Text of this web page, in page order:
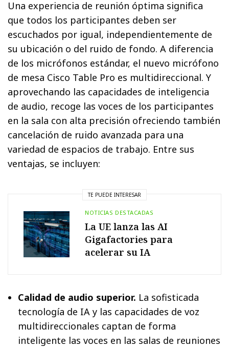
Una experiencia de reunión óptima significa
que todos los participantes deben ser
escuchados por igual, independientemente de
su ubicación o del ruido de fondo. A diferencia
de los micrófonos estándar, el nuevo micrófono
de mesa Cisco Table Pro es multidireccional. Y
aprovechando las capacidades de inteligencia
de audio, recoge las voces de los participantes
en la sala con alta precisión ofreciendo también
cancelación de ruido avanzada para una
variedad de espacios de trabajo. Entre sus
ventajas, se incluyen:
TE PUEDE INTERESAR
NOTICIAS DESTACADAS
La UE lanza las AI
Gigafactories para
acelerar su IA
Calidad de audio superior. La sofisticada
tecnología de IA y las capacidades de voz
multidireccionales captan de forma
inteligente las voces en las salas de reuniones